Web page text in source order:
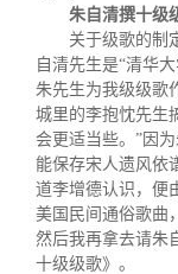
朱自清撰十级
关于级歌的制
自清先生是“清华
朱先生为我级级歌
城里的李抱忱先生
会更适当些。”因
能保存宋人遗风依
道李增德认识，便
美国民间通俗歌曲
然后我再拿去请朱
十级级歌》。